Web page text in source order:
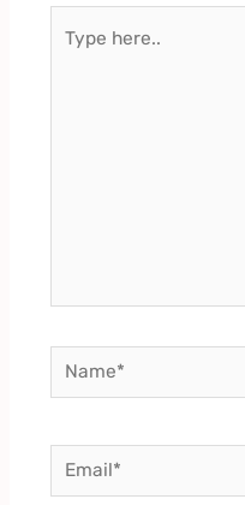
here..
Name*
Email*